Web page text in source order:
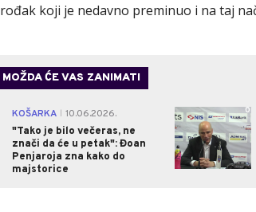
rođak koji je nedavno preminuo i na taj
MOŽDA ĆE VAS ZANIMATI
KOŠARKA
10.06.2026.
"Tako je bilo večeras, ne
znači da će u petak": Đoan
Penjaroja zna kako do
majstorice
0